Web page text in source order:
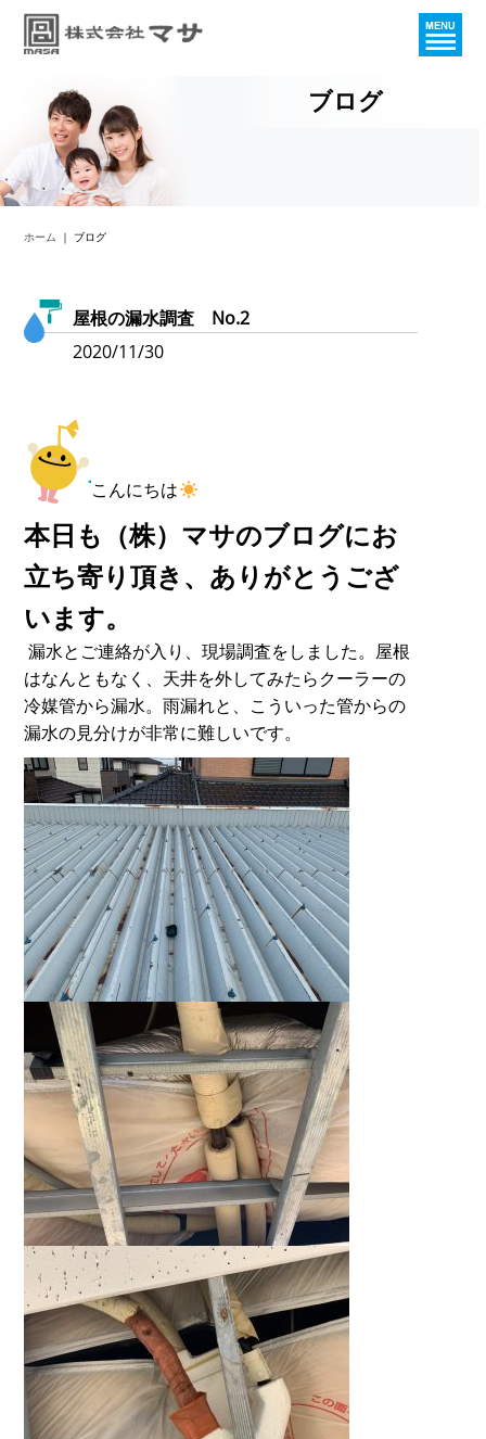
ブログ
ホーム ｜ ブログ
屋根の漏水調査 No.2
2020/11/30
こんにちは
本日も（株）マサのブログにお
立ち寄り頂き、ありがとうござ
います。
漏水とご連絡が入り、現場調査をしました。屋根
はなんともなく、天井を外してみたらクーラーの
冷媒管から漏水。雨漏れと、こういった管からの
漏水の見分けが非常に難しいです。